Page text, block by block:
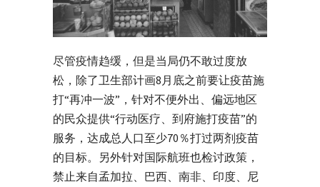
尽管疫情趋缓，但是当局仍不敢过度放
松，除了卫生部计画8月底之前要让疫苗施
打“再冲一波”，针对不便外出、偏远地区
的民众提供“行动医疗、到府施打疫苗”的
服务，达成总人口至少70％打过两剂疫苗
的目标。另外针对国际航班也检讨政策，
禁止来自孟加拉、巴西、南非、印度、尼